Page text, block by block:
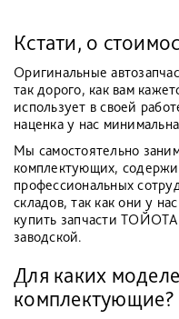
Кстати, о
Оригинальные
так дорого, как вам
использует в своей
наценка у нас
Мы самостоятельно
комплектующих,
профессиональных
складов, так как они у
купить запчасти
заводской.
Для каких
комплектующие?